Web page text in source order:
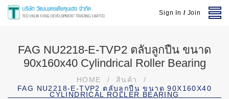
Sign In / Join
FAG NU2218-E-TVP2 ตลับลูกปืน ขนาด
90x160x40 Cylindrical Roller Bearing
HOME / สินค้า
/
FAG NU2218-E-TVP2 ตลับลูกปืน ขนาด 90X160X40
CYLINDRICAL ROLLER BEARING